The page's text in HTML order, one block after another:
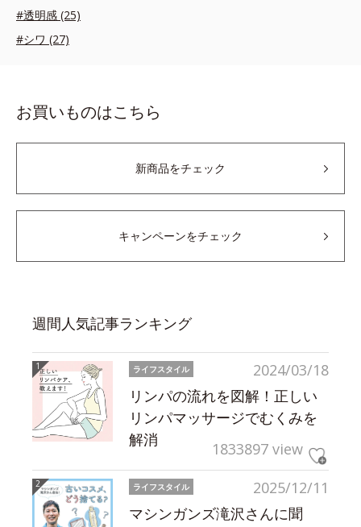
#透明感 (25)
#シワ (27)
お買いものはこちら
新商品をチェック
キャンペーンをチェック
週間人気記事ランキング
2024/03/18
ライフスタイル
リンパの流れを図解！正しい
リンパマッサージでむくみを
解消
1833897 view
2025/12/11
ライフスタイル
マシンガンズ滝沢さんに聞